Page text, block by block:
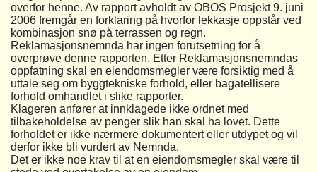
overfor henne. Av rapport avholdt av OBOS Prosjekt 9. juni
2006 fremgår en forklaring på hvorfor lekkasje oppstår ved
kombinasjon snø på terrassen og regn.
Reklamasjonsnemnda har ingen forutsetning for å
overprøve denne rapporten. Etter Reklamasjonsnemndas
oppfatning skal en eiendomsmegler være forsiktig med å
uttale seg om byggtekniske forhold, eller bagatellisere
forhold omhandlet i slike rapporter.
Klageren anfører at innklagede ikke ordnet med
tilbakeholdelse av penger slik han skal ha lovet. Dette
forholdet er ikke nærmere dokumentert eller utdypet og vil
derfor ikke bli vurdert av Nemnda.
Det er ikke noe krav til at en eiendomsmegler skal være til